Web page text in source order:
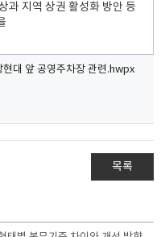
과 지역 상권 활성화 방안 등
대 앞 공영주차장 관련.hwpx
목록